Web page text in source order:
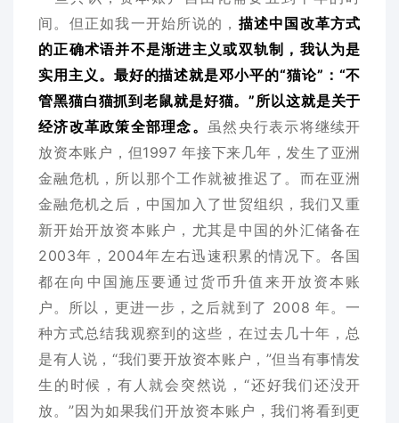
间。但正如我一开始所说的， 描述中国改革方式
的正确术语并不是渐进主义或双轨制，我认为是
实用主义。最好的描述就是邓小平的“猫论”：“不
管黑猫白猫抓到老鼠就是好猫。”所以这就是关于
经济改革政策全部理念。 虽然央行表示将继续开
放资本账户，但1997 年接下来几年，发生了亚洲
金融危机，所以那个工作就被推迟了。而在亚洲
金融危机之后，中国加入了世贸组织，我们又重
新开始开放资本账户，尤其是中国的外汇储备在
2003年，2004年左右迅速积累的情况下。各国
都在向中国施压要通过货币升值来开放资本账
户。所以，更进一步，之后就到了 2008 年。一
种方式总结我观察到的这些，在过去几十年，总
是有人说，“我们要开放资本账户，”但当有事情发
生的时候，有人就会突然说，“还好我们还没开
放。”因为如果我们开放资本账户，我们将看到更